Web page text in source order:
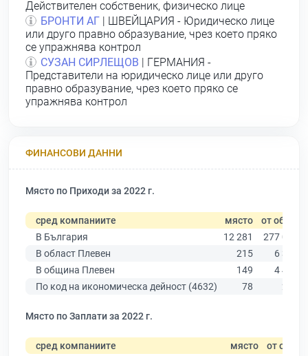
Действителен собственик, физическо лице
БРОНТИ АГ | ШВЕЙЦАРИЯ - Юридическо лице
или друго правно образувание, чрез което пряко
се упражнява контрол
СУЗАН СИРЛЕЩОВ | ГЕРМАНИЯ -
Представители на юридическо лице или друго
правно образувание, чрез което пряко се
упражнява контрол
ФИНАНСОВИ ДАННИ
Място по Приходи за 2022 г.
сред компаниите място от общо
В България
12 281
277 019
В област Плевен
215
6 347
В община Плевен
149
4 459
По код на икономическа дейност (4632)
78 260
Място по Заплати за 2022 г.
сред компаниите място
от общо